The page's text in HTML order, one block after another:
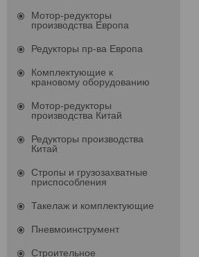
Мотор-редукторы
производства Европа
Редукторы пр-ва Европа
Комплектующие к
крановому оборудованию
Мотор-редукторы
производства Китай
Редукторы производства
Китай
Стропы и грузозахватные
приспособления
Такелаж и комплектующие
Пневмоинструмент
Строительное